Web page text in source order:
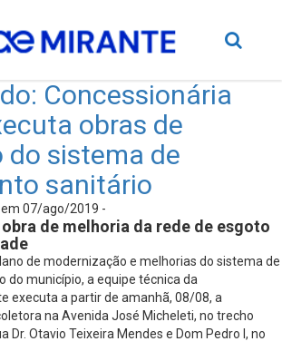
Concessionária
obras de
do sistema de
sanitário
07/ago/2019 -
de melhoria da rede de esgoto
de modernização e melhorias do sistema de
do município, a equipe técnica da
executa a partir de amanhã, 08/08, a
na Avenida José Micheleti, no trecho
Dr. Otavio Teixeira Mendes e Dom Pedro I, no